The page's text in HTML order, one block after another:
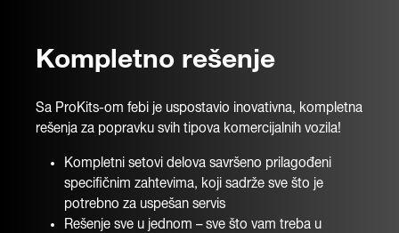
Kompletno rešenje
Sa ProKits-om febi je uspostavio inovativna, kompletna
rešenja za popravku svih tipova komercijalnih vozila!
Kompletni setovi delova savršeno prilagođeni
specifičnim zahtevima, koji sadrže sve što je
potrebno za uspešan servis
Rešenje sve u jednom – sve što vam treba u